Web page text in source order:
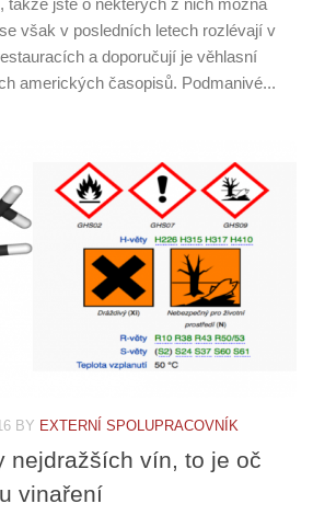
však v posledních letech rozlévají v
a doporučují je věhlasní
amerických časopisů. Podmanivé...
BY EXTERNÍ SPOLUPRACOVNÍK
nejdražších vín, to je oč
vinaření